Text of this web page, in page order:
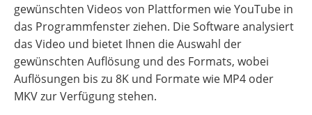
gewünschten Videos von Plattformen wie YouTube in
das Programmfenster ziehen. Die Software analysiert
das Video und bietet Ihnen die Auswahl der
gewünschten Auflösung und des Formats, wobei
Auflösungen bis zu 8K und Formate wie MP4 oder
MKV zur Verfügung stehen.